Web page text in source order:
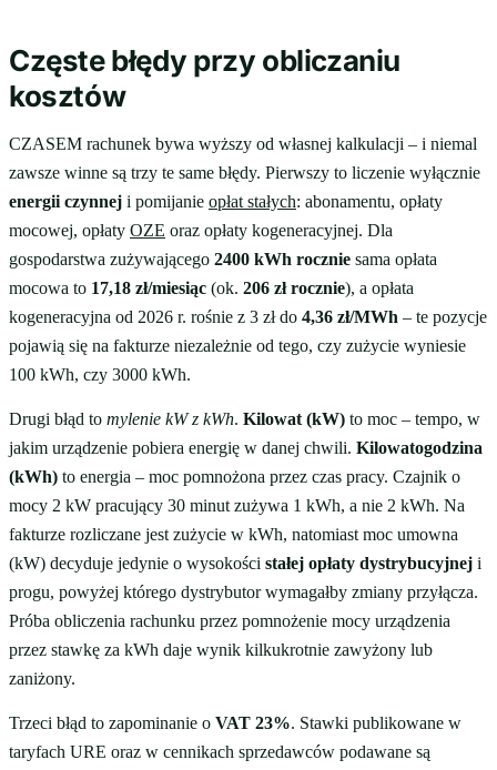
Częste błędy przy obliczaniu
kosztów
CZASEM rachunek bywa wyższy od własnej kalkulacji – i niemal
zawsze winne są trzy te same błędy. Pierwszy to liczenie wyłącznie
energii czynnej i pomijanie opłat stałych: abonamentu, opłaty
mocowej, opłaty OZE oraz opłaty kogeneracyjnej. Dla
gospodarstwa zużywającego 2400 kWh rocznie sama opłata
mocowa to 17,18 zł/miesiąc (ok. 206 zł rocznie), a opłata
kogeneracyjna od 2026 r. rośnie z 3 zł do 4,36 zł/MWh – te pozycje
pojawią się na fakturze niezależnie od tego, czy zużycie wyniesie
100 kWh, czy 3000 kWh.
Drugi błąd to mylenie kW z kWh. Kilowat (kW) to moc – tempo, w
jakim urządzenie pobiera energię w danej chwili. Kilowatogodzina
(kWh) to energia – moc pomnożona przez czas pracy. Czajnik o
mocy 2 kW pracujący 30 minut zużywa 1 kWh, a nie 2 kWh. Na
fakturze rozliczane jest zużycie w kWh, natomiast moc umowna
(kW) decyduje jedynie o wysokości stałej opłaty dystrybucyjnej i
progu, powyżej którego dystrybutor wymagałby zmiany przyłącza.
Próba obliczenia rachunku przez pomnożenie mocy urządzenia
przez stawkę za kWh daje wynik kilkukrotnie zawyżony lub
zaniżony.
Trzeci błąd to zapominanie o VAT 23%. Stawki publikowane w
taryfach URE oraz w cennikach sprzedawców podawane są